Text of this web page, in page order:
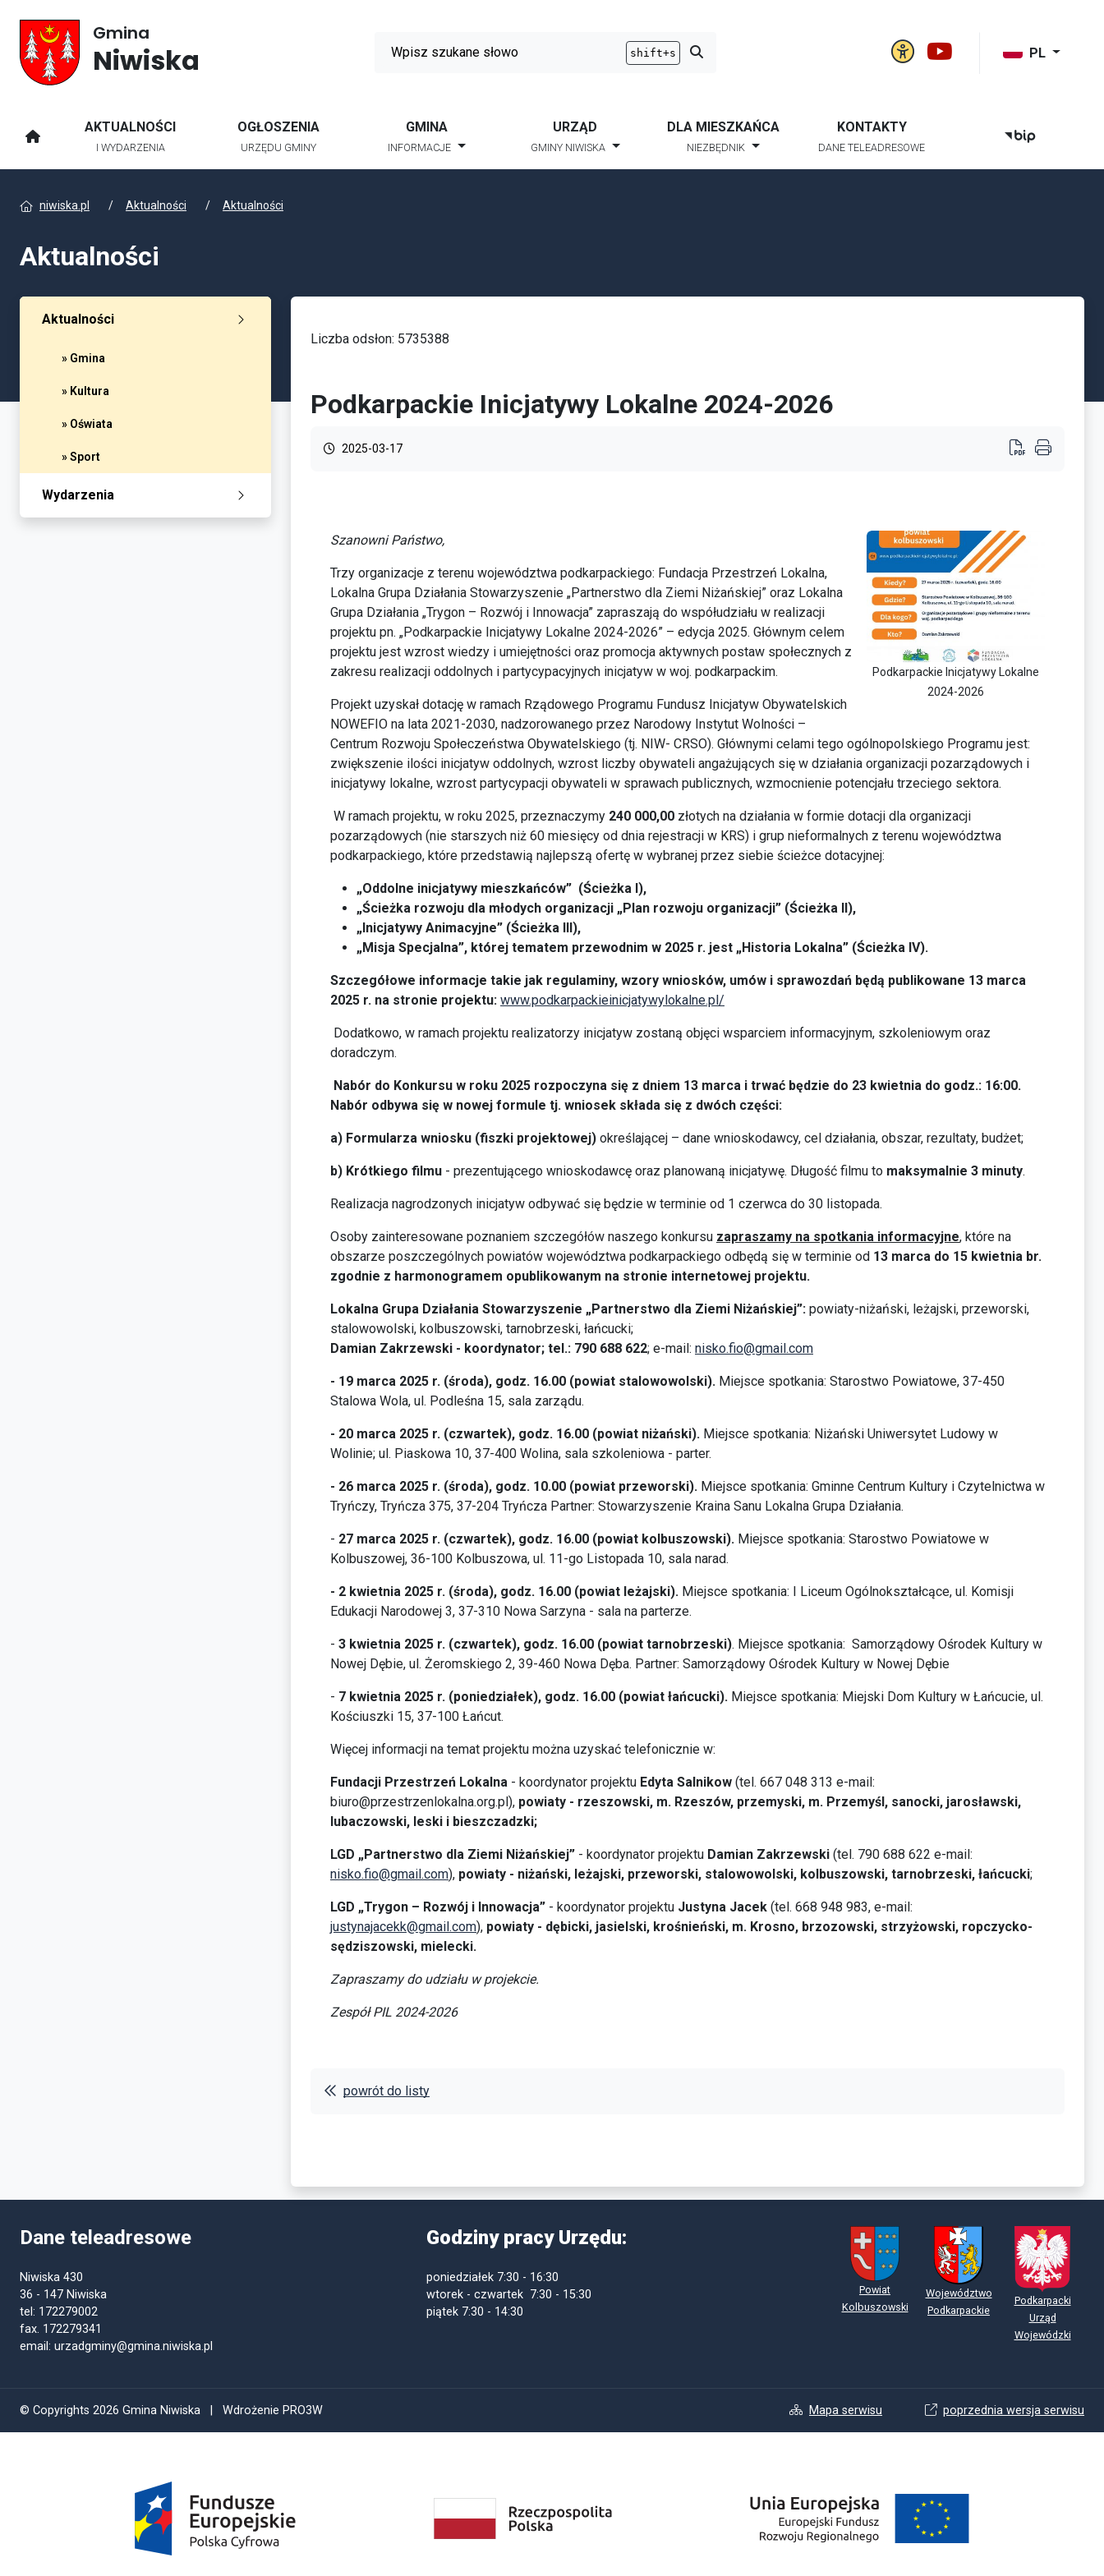
Gmina
Niwiska PL
Panel ustawień
Gmina Niwiska
Wyszukiwarka shift+s Przycisk szukaj
STRONA GŁÓWNA
AKTUALNOŚCI
I WYDARZENIA
OGŁOSZENIA
URZĘDU GMINY
GMINA
INFORMACJE
URZĄD
GMINY NIWISKA
DLA MIESZKAŃCA
NIEZBĘDNIK
KONTAKTY
DANE TELEADRESOWE
BIP
niwiska.pl Aktualności Aktualności
Aktualności
Aktualności
» Gmina
» Kultura
» Oświata
» Sport
Wydarzenia
Liczba odsłon: 5735388
Podkarpackie Inicjatywy Lokalne 2024-2026
2025-03-17
Podkarpackie Inicjatywy Lokalne
2024-2026
Szanowni Państwo,
Trzy organizacje z terenu województwa podkarpackiego: Fundacja Przestrzeń Lokalna,
Lokalna Grupa Działania Stowarzyszenie „Partnerstwo dla Ziemi Niżańskiej” oraz Lokalna
Grupa Działania „Trygon – Rozwój i Innowacja” zapraszają do współudziału w realizacji
projektu pn. „Podkarpackie Inicjatywy Lokalne 2024-2026” – edycja 2025. Głównym celem
projektu jest wzrost wiedzy i umiejętności oraz promocja aktywnych postaw społecznych z
zakresu realizacji oddolnych i partycypacyjnych inicjatyw w woj. podkarpackim.
Projekt uzyskał dotację w ramach Rządowego Programu Fundusz Inicjatyw Obywatelskich
NOWEFIO na lata 2021-2030, nadzorowanego przez Narodowy Instytut Wolności –
Centrum Rozwoju Społeczeństwa Obywatelskiego (tj. NIW- CRSO). Głównymi celami tego ogólnopolskiego Programu jest:
zwiększenie ilości inicjatyw oddolnych, wzrost liczby obywateli angażujących się w działania organizacji pozarządowych i
inicjatywy lokalne, wzrost partycypacji obywateli w sprawach publicznych, wzmocnienie potencjału trzeciego sektora.
W ramach projektu, w roku 2025, przeznaczymy 240 000,00 złotych na działania w formie dotacji dla organizacji
pozarządowych (nie starszych niż 60 miesięcy od dnia rejestracji w KRS) i grup nieformalnych z terenu województwa
podkarpackiego, które przedstawią najlepszą ofertę w wybranej przez siebie ścieżce dotacyjnej:
„Oddolne inicjatywy mieszkańców” (Ścieżka I),
„Ścieżka rozwoju dla młodych organizacji „Plan rozwoju organizacji” (Ścieżka II),
„Inicjatywy Animacyjne” (Ścieżka III),
„Misja Specjalna”, której tematem przewodnim w 2025 r. jest „Historia Lokalna” (Ścieżka IV).
Szczegółowe informacje takie jak regulaminy, wzory wniosków, umów i sprawozdań będą publikowane 13 marca
2025 r. na stronie projektu: www.podkarpackieinicjatywylokalne.pl/
Dodatkowo, w ramach projektu realizatorzy inicjatyw zostaną objęci wsparciem informacyjnym, szkoleniowym oraz
doradczym.
Nabór do Konkursu w roku 2025 rozpoczyna się z dniem 13 marca i trwać będzie do 23 kwietnia do godz.: 16:00.
Nabór odbywa się w nowej formule tj. wniosek składa się z dwóch części:
a) Formularza wniosku (fiszki projektowej) określającej – dane wnioskodawcy, cel działania, obszar, rezultaty, budżet;
b) Krótkiego filmu - prezentującego wnioskodawcę oraz planowaną inicjatywę. Długość filmu to maksymalnie 3 minuty.
Realizacja nagrodzonych inicjatyw odbywać się będzie w terminie od 1 czerwca do 30 listopada.
Osoby zainteresowane poznaniem szczegółów naszego konkursu zapraszamy na spotkania informacyjne, które na
obszarze poszczególnych powiatów województwa podkarpackiego odbędą się w terminie od 13 marca do 15 kwietnia br.
zgodnie z harmonogramem opublikowanym na stronie internetowej projektu.
Lokalna Grupa Działania Stowarzyszenie „Partnerstwo dla Ziemi Niżańskiej”: powiaty-niżański, leżajski, przeworski,
stalowowolski, kolbuszowski, tarnobrzeski, łańcucki;
Damian Zakrzewski - koordynator; tel.: 790 688 622; e-mail: nisko.fio@gmail.com
- 19 marca 2025 r. (środa), godz. 16.00 (powiat stalowowolski). Miejsce spotkania: Starostwo Powiatowe, 37-450
Stalowa Wola, ul. Podleśna 15, sala zarządu.
- 20 marca 2025 r. (czwartek), godz. 16.00 (powiat niżański). Miejsce spotkania: Niżański Uniwersytet Ludowy w
Wolinie; ul. Piaskowa 10, 37-400 Wolina, sala szkoleniowa - parter.
- 26 marca 2025 r. (środa), godz. 10.00 (powiat przeworski). Miejsce spotkania: Gminne Centrum Kultury i Czytelnictwa w
Tryńczy, Tryńcza 375, 37-204 Tryńcza Partner: Stowarzyszenie Kraina Sanu Lokalna Grupa Działania.
- 27 marca 2025 r. (czwartek), godz. 16.00 (powiat kolbuszowski). Miejsce spotkania: Starostwo Powiatowe w
Kolbuszowej, 36-100 Kolbuszowa, ul. 11-go Listopada 10, sala narad.
- 2 kwietnia 2025 r. (środa), godz. 16.00 (powiat leżajski). Miejsce spotkania: I Liceum Ogólnokształcące, ul. Komisji
Edukacji Narodowej 3, 37-310 Nowa Sarzyna - sala na parterze.
- 3 kwietnia 2025 r. (czwartek), godz. 16.00 (powiat tarnobrzeski). Miejsce spotkania: Samorządowy Ośrodek Kultury w
Nowej Dębie, ul. Żeromskiego 2, 39-460 Nowa Dęba. Partner: Samorządowy Ośrodek Kultury w Nowej Dębie
- 7 kwietnia 2025 r. (poniedziałek), godz. 16.00 (powiat łańcucki). Miejsce spotkania: Miejski Dom Kultury w Łańcucie, ul.
Kościuszki 15, 37-100 Łańcut.
Więcej informacji na temat projektu można uzyskać telefonicznie w:
Fundacji Przestrzeń Lokalna - koordynator projektu Edyta Salnikow (tel. 667 048 313 e-mail:
biuro@przestrzenlokalna.org.pl), powiaty - rzeszowski, m. Rzeszów, przemyski, m. Przemyśl, sanocki, jarosławski,
lubaczowski, leski i bieszczadzki;
LGD „Partnerstwo dla Ziemi Niżańskiej” - koordynator projektu Damian Zakrzewski (tel. 790 688 622 e-mail:
nisko.fio@gmail.com), powiaty - niżański, leżajski, przeworski, stalowowolski, kolbuszowski, tarnobrzeski, łańcucki;
LGD „Trygon – Rozwój i Innowacja” - koordynator projektu Justyna Jacek (tel. 668 948 983, e-mail:
justynajacekk@gmail.com), powiaty - dębicki, jasielski, krośnieński, m. Krosno, brzozowski, strzyżowski, ropczycko-
sędziszowski, mielecki.
Zapraszamy do udziału w projekcie.
Zespół PIL 2024-2026
powrót do listy
Dane teleadresowe
Niwiska 430
36 - 147 Niwiska
tel: 172279002
fax. 172279341
email: urzadgminy@gmina.niwiska.pl
Godziny pracy Urzędu:
poniedziałek 7:30 - 16:30
wtorek - czwartek 7:30 - 15:30
piątek 7:30 - 14:30
Powiat
Kolbuszowski
Województwo
Podkarpackie
Podkarpacki
Urząd
Wojewódzki
© Copyrights 2026 Gmina Niwiska | Wdrożenie PRO3W Mapa serwisu poprzednia wersja serwisu